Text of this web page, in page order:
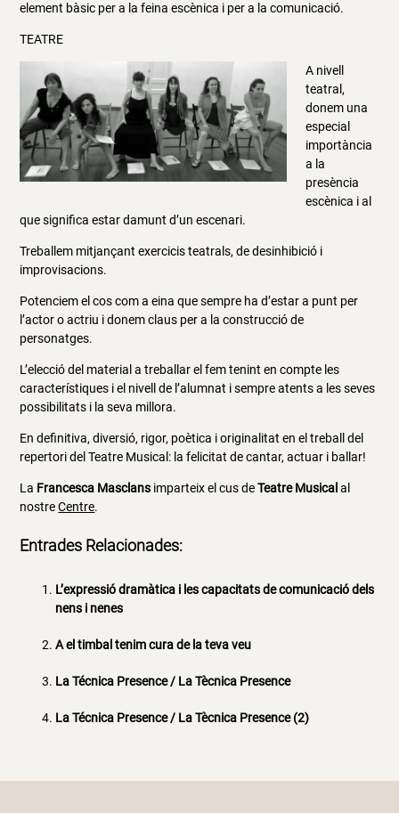
element bàsic per a la feina escènica i per a la comunicació.
TEATRE
A nivell
teatral,
donem una
especial
importància
a la
presència
escènica i al
que significa estar damunt d’un escenari.
Treballem mitjançant exercicis teatrals, de desinhibició i
improvisacions.
Potenciem el cos com a eina que sempre ha d’estar a punt per
l’actor o actriu i donem claus per a la construcció de
personatges.
L’elecció del material a treballar el fem tenint en compte les
característiques i el nivell de l’alumnat i sempre atents a les seves
possibilitats i la seva millora.
En definitiva, diversió, rigor, poètica i originalitat en el treball del
repertori del Teatre Musical: la felicitat de cantar, actuar i ballar!
La Francesca Masclans imparteix el cus deTeatre Musical al
nostreCentre.
Entrades Relacionades:
L’expressió dramàtica i les capacitats de comunicació dels
nens i nenes
A el timbal tenim cura de la teva veu
La Técnica Presence / La Tècnica Presence
La Técnica Presence / La Tècnica Presence (2)